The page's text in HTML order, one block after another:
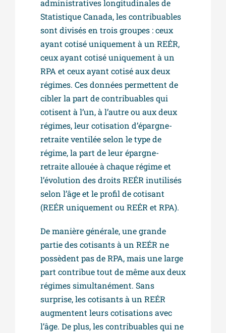
administratives longitudinales de
Statistique Canada, les contribuables
sont divisés en trois groupes : ceux
ayant cotisé uniquement à un REÉR,
ceux ayant cotisé uniquement à un
RPA et ceux ayant cotisé aux deux
régimes. Ces données permettent de
cibler la part de contribuables qui
cotisent à l’un, à l’autre ou aux deux
régimes, leur cotisation d’épargne-
retraite ventilée selon le type de
régime, la part de leur épargne-
retraite allouée à chaque régime et
l’évolution des droits REÉR inutilisés
selon l’âge et le profil de cotisant
(REÉR uniquement ou REÉR et RPA).
De manière générale, une grande
partie des cotisants à un REÉR ne
possèdent pas de RPA, mais une large
part contribue tout de même aux deux
régimes simultanément. Sans
surprise, les cotisants à un REÉR
augmentent leurs cotisations avec
l’âge. De plus, les contribuables qui ne